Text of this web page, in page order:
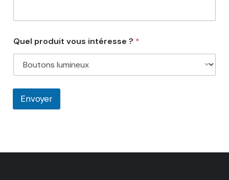
Quel produit vous intéresse ? *
Envoyer